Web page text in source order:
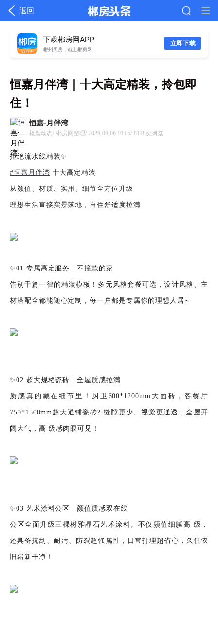
返回
立即下载
下载郴房网APP
郴州买房，就上郴房网
恒嘉月伴湾｜十大高定精装，拎包即
住！
恒嘉·月伴湾
楼盘动态/ 郴房网整理/ 2026-06-06 10:05/ 8148次浏览
拒绝流水线精装✨
#恒嘉月伴湾 十大高定精装
从颜值、材质、实用、细节全方位升级
理想生活直接实景落地，自住舒适度拉满
✨01 专属高定服务｜不撞款的家
告别千篇一律的精装模板！多元风格套餐可选，设计风格、主
材搭配全都能随心定制，每一户都是专属你的理想人居～
✨02 超大规格瓷砖｜全屋质感拉满
质感真的藏在细节里！厨卫600*1200mm大面砖，客餐厅
750*1500mm超大通铺瓷砖? 缝隙更少、视觉更通透，全屋开
阔大气，高 级感肉眼可见！
✨03 艺术涂料公区｜颜值质感双在线
公区全面升级三棵树雅晶石艺术涂料。不仅颜值细腻高 级，
还具备抗刮、耐污、防裂超强属性，日常打理超省心，久住依
旧崭新干净！